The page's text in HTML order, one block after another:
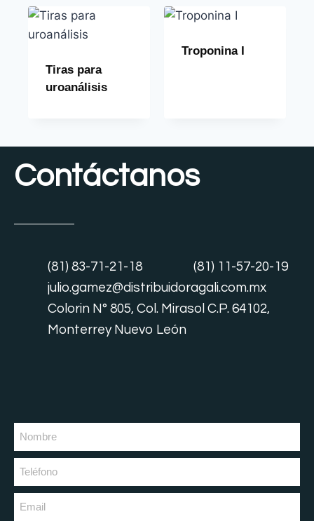
Tiras para
uroanálisis
Troponina I
Contáctanos
(81) 83-71-21-18
(81) 11-57-20-19
julio.gamez@distribuidoragali.com.mx
Colorin N° 805, Col. Mirasol C.P. 64102,
Monterrey Nuevo León